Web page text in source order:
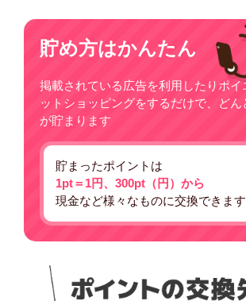
貯め方はかんたん
掲載されている広告を利用したりポイ
ットショッピングをするだけで、どん
が貯まります
貯まったポイントは
1pt＝1円、300pt（円）から
現金など様々なものに交換できます